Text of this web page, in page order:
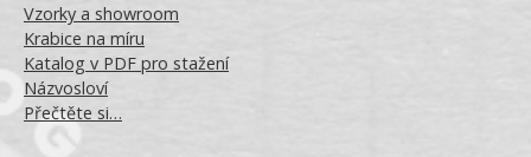
Vzorky a showroom
Krabice na míru
Katalog v PDF pro stažení
Názvosloví
Přečtěte si…